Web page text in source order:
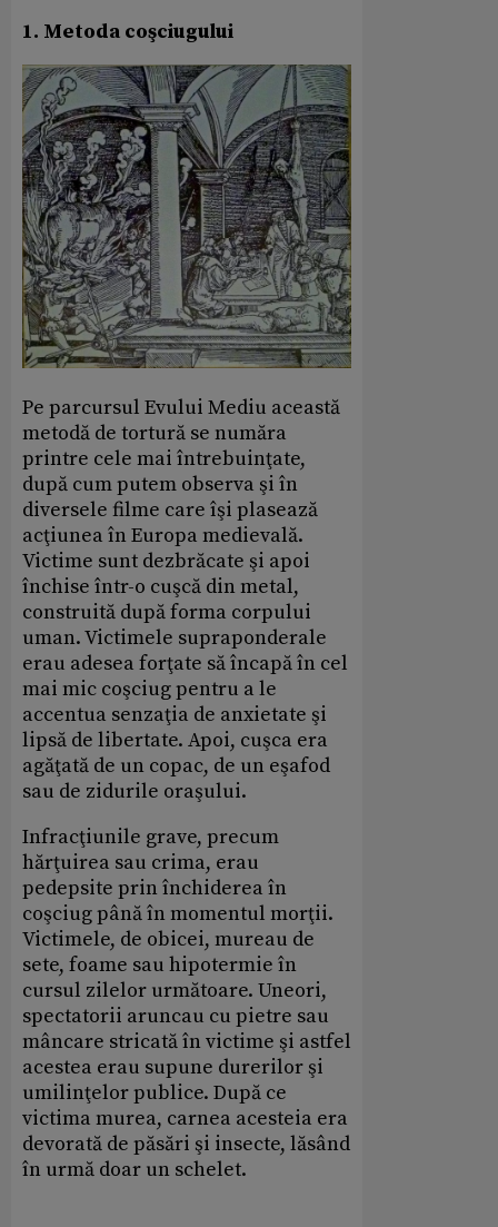
1. Metoda coşciugului
Pe parcursul Evului Mediu această
metodă de tortură se număra
printre cele mai întrebuinţate,
după cum putem observa şi în
diversele filme care îşi plasează
acţiunea în Europa medievală.
Victime sunt dezbrăcate şi apoi
închise într-o cuşcă din metal,
construită după forma corpului
uman. Victimele supraponderale
erau adesea forţate să încapă în cel
mai mic coşciug pentru a le
accentua senzaţia de anxietate şi
lipsă de libertate. Apoi, cuşca era
agăţată de un copac, de un eşafod
sau de zidurile oraşului.
Infracţiunile grave, precum
hărţuirea sau crima, erau
pedepsite prin închiderea în
coşciug până în momentul morţii.
Victimele, de obicei, mureau de
sete, foame sau hipotermie în
cursul zilelor următoare. Uneori,
spectatorii aruncau cu pietre sau
mâncare stricată în victime şi astfel
acestea erau supune durerilor şi
umilinţelor publice. După ce
victima murea, carnea acesteia era
devorată de păsări şi insecte, lăsând
în urmă doar un schelet.